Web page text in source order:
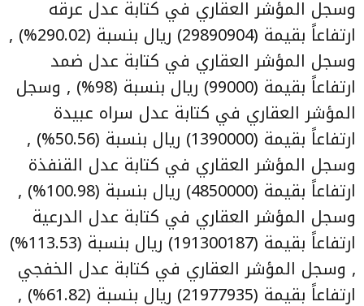
وسجل المؤشر العقاري في كتابة عدل عرقه
ارتفاعاً بقيمة (29890904) ريال بنسبة (290.02%) ,
وسجل المؤشر العقاري في كتابة عدل ضمد
ارتفاعاً بقيمة (99000) ريال بنسبة (98%) , وسجل
المؤشر العقاري في كتابة عدل سراه عبيدة
ارتفاعاً بقيمة (1390000) ريال بنسبة (50.56%) ,
وسجل المؤشر العقاري في كتابة عدل القنفذة
ارتفاعاً بقيمة (4850000) ريال بنسبة (100.98%) ,
وسجل المؤشر العقاري في كتابة عدل الدرعية
ارتفاعاً بقيمة (191300187) ريال بنسبة (113.53%)
, وسجل المؤشر العقاري في كتابة عدل الخفجي
ارتفاعاً بقيمة (21977935) ريال بنسبة (61.82%) ,